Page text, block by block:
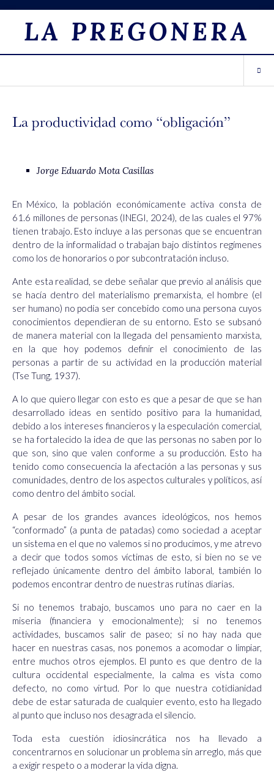
LA PREGONERA
La productividad como “obligación”
Jorge Eduardo Mota Casillas
En México, la población económicamente activa consta de
61.6 millones de personas (INEGI, 2024), de las cuales el 97%
tienen trabajo. Esto incluye a las personas que se encuentran
dentro de la informalidad o trabajan bajo distintos regímenes
como los de honorarios o por subcontratación incluso.
Ante esta realidad, se debe señalar que previo al análisis que
se hacía dentro del materialismo premarxista, el hombre (el
ser humano) no podía ser concebido como una persona cuyos
conocimientos dependieran de su entorno. Esto se subsanó
de manera material con la llegada del pensamiento marxista,
en la que hoy podemos definir el conocimiento de las
personas a partir de su actividad en la producción material
(Tse Tung, 1937).
A lo que quiero llegar con esto es que a pesar de que se han
desarrollado ideas en sentido positivo para la humanidad,
debido a los intereses financieros y la especulación comercial,
se ha fortalecido la idea de que las personas no saben por lo
que son, sino que valen conforme a su producción. Esto ha
tenido como consecuencia la afectación a las personas y sus
comunidades, dentro de los aspectos culturales y políticos, así
como dentro del ámbito social.
A pesar de los grandes avances ideológicos, nos hemos
“conformado” (a punta de patadas) como sociedad a aceptar
un sistema en el que no valemos si no producimos, y me atrevo
a decir que todos somos víctimas de esto, si bien no se ve
reflejado únicamente dentro del ámbito laboral, también lo
podemos encontrar dentro de nuestras rutinas diarias.
Si no tenemos trabajo, buscamos uno para no caer en la
miseria (financiera y emocionalmente); si no tenemos
actividades, buscamos salir de paseo; si no hay nada que
hacer en nuestras casas, nos ponemos a acomodar o limpiar,
entre muchos otros ejemplos. El punto es que dentro de la
cultura occidental especialmente, la calma es vista como
defecto, no como virtud. Por lo que nuestra cotidianidad
debe de estar saturada de cualquier evento, esto ha llegado
al punto que incluso nos desagrada el silencio.
Toda esta cuestión idiosincrática nos ha llevado a
concentrarnos en solucionar un problema sin arreglo, más que
a exigir respeto o a moderar la vida digna.